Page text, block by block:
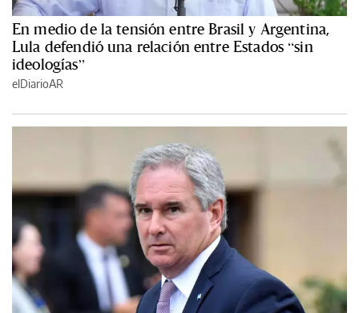
En medio de la tensión entre Brasil y Argentina,
Lula defendió una relación entre Estados “sin
ideologías”
elDiarioAR